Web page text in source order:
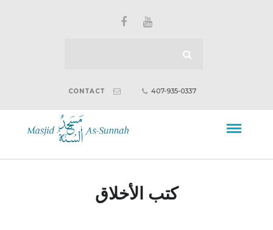
CONTACT 407-935-0337
كتب الأخلاق